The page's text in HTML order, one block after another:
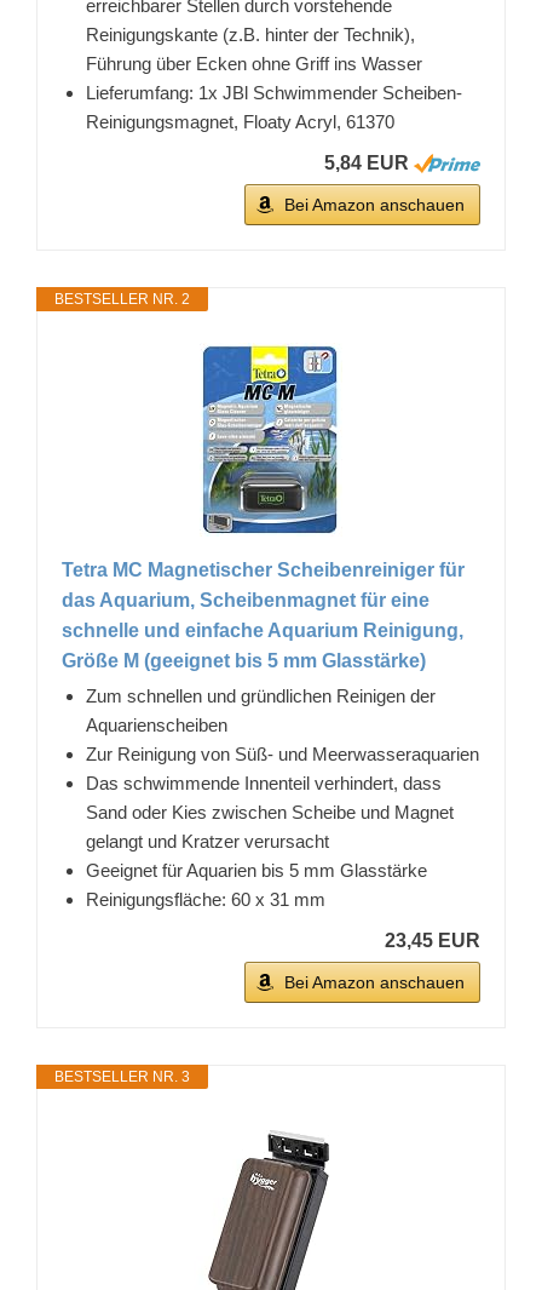
erreichbarer Stellen durch vorstehende
Reinigungskante (z.B. hinter der Technik),
Führung über Ecken ohne Griff ins Wasser
Lieferumfang: 1x JBl Schwimmender Scheiben-
Reinigungsmagnet, Floaty Acryl, 61370
5,84 EUR
Bei Amazon anschauen
BESTSELLER NR. 2
Tetra MC Magnetischer Scheibenreiniger für
das Aquarium, Scheibenmagnet für eine
schnelle und einfache Aquarium Reinigung,
Größe M (geeignet bis 5 mm Glasstärke)
Zum schnellen und gründlichen Reinigen der
Aquarienscheiben
Zur Reinigung von Süß- und Meerwasseraquarien
Das schwimmende Innenteil verhindert, dass
Sand oder Kies zwischen Scheibe und Magnet
gelangt und Kratzer verursacht
Geeignet für Aquarien bis 5 mm Glasstärke
Reinigungsfläche: 60 x 31 mm
23,45 EUR
Bei Amazon anschauen
BESTSELLER NR. 3